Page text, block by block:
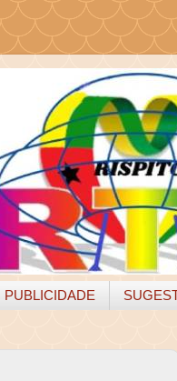
PUBLICIDADE